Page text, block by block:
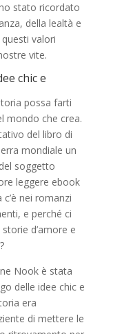
stato ricordato
della lealtà e
valori
vite.
chic e
possa farti
mondo che crea.
del libro di
mondiale un
soggetto
leggere ebook
nei romanzi
e perché ci
d’amore e
Nook è stata
delle idee chic e
era
di mettere le